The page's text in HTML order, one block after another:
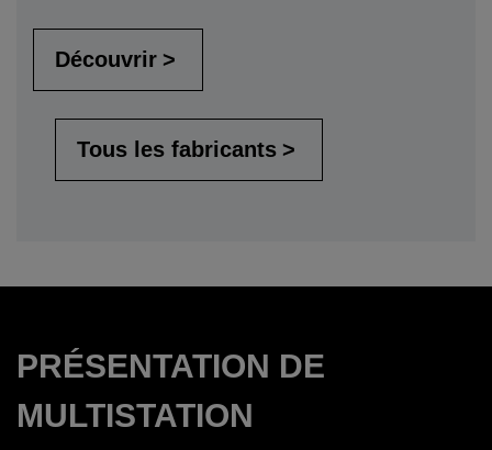
Découvrir
Tous les fabricants
PRÉSENTATION DE
MULTISTATION